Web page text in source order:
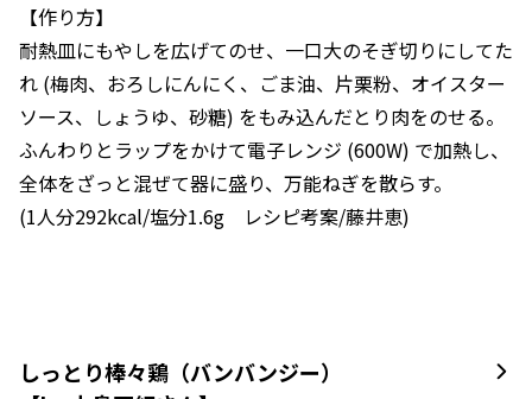
【作り方】
耐熱皿にもやしを広げてのせ、一口大のそぎ切りにしてた
れ (梅肉、おろしにんにく、ごま油、片栗粉、オイスター
ソース、しょうゆ、砂糖) をもみ込んだとり肉をのせる。
ふんわりとラップをかけて電子レンジ (600W) で加熱し、
全体をざっと混ぜて器に盛り、万能ねぎを散らす。
(1人分292kcal/塩分1.6g レシピ考案/藤井恵)
しっとり棒々鶏（バンバンジー）